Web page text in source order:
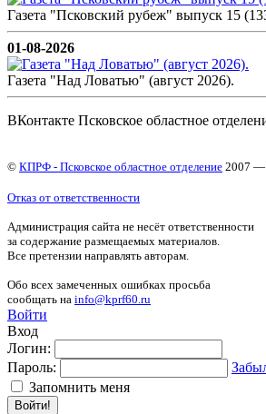
Газета "Псковский рубеж" выпуск 15
01-08-2026
Газета "Над Ловатью" (август 2026).
ВКонтакте Псковское областное
© КПРФ - Псковское областное отделение 2007 —
Отказ от ответственности
Администрация сайта не несёт ответственности
за содержание размещаемых материалов.
Все претензии направлять авторам.
Обо всех замеченных ошибках просьба
сообщать на info@kprf60.ru
Войти
Вход
Логин:
Пароль:
Запомнить меня